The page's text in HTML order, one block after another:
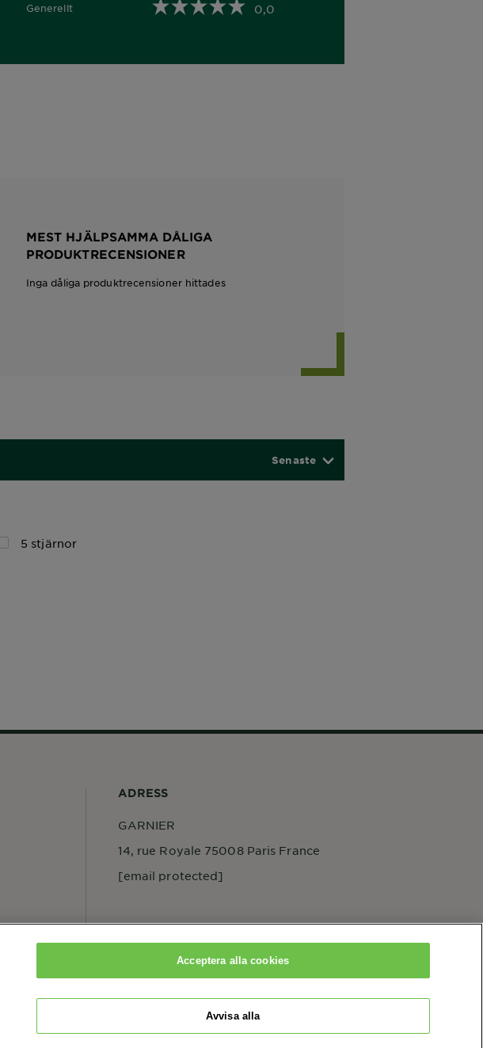
Generellt
0,0 out of 5 stars 0,0
MEST HJÄLPSAMMA DÅLIGA
PRODUKTRECENSIONER
Inga dåliga produktrecensioner hittades
Senaste
5 stjärnor
ADRESS
GARNIER
14, rue Royale 75008 Paris France
[email protected]
Avvisa alla
Acceptera alla cookies